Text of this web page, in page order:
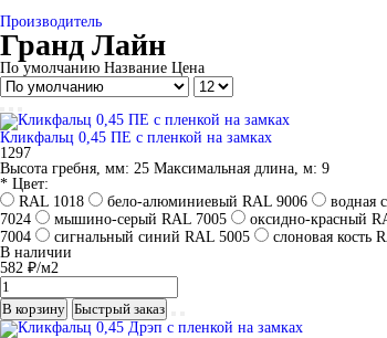
Производитель
Гранд Лайн
По умолчанию Название Цена
Кликфальц 0,45 ПЕ с пленкой на замках
1297
Высота гребня, мм: 25 Максимальная длина, м: 9
* Цвет:
RAL 1018
бело-алюминиевый RAL 9006 водная
7024
мышино-серый RAL 7005 оксидно-красный
7004
сигнальный синий RAL 5005 слоновая кость
В наличии
582 ₽/м2
В корзину Быстрый заказ